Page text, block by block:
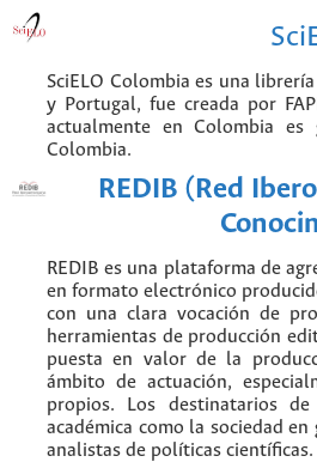
SciELO Colombia es una
y Portugal, fue creada por
actualmente en Colombia
Colombia.
REDIB (Red
REDIB es una plataforma de
en formato electrónico
con una clara vocación de
herramientas de producción
puesta en valor de la
ámbito de actuación,
propios. Los destinatarios
académica como la sociedad
analistas de políticas científicas.